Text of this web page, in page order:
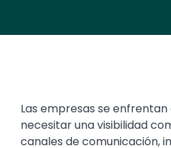
Text
Las empresas se
necesitar una visibilidad
canales de comunicación,